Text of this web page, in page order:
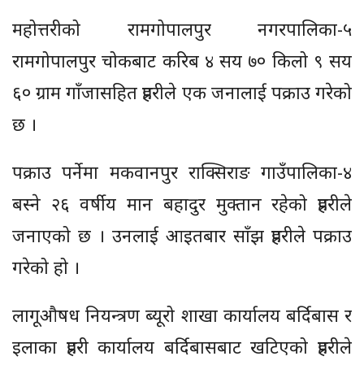
महोत्तरीको रामगोपालपुर नगरपालिका-५
रामगोपालपुर चोकबाट करिब ४ सय ७० किलो ९ सय
६० ग्राम गाँजासहित प्रहरीले एक जनालाई पक्राउ गरेको
छ ।
पक्राउ पर्नेमा मकवानपुर राक्सिराङ गाउँपालिका-४
बस्ने २६ वर्षीय मान बहादुर मुक्तान रहेको प्रहरीले
जनाएको छ । उनलाई आइतबार साँझ प्रहरीले पक्राउ
गरेको हो ।
लागूऔषध नियन्त्रण ब्यूरो शाखा कार्यालय बर्दिबास र
इलाका प्रहरी कार्यालय बर्दिबासबाट खटिएको प्रहरीले